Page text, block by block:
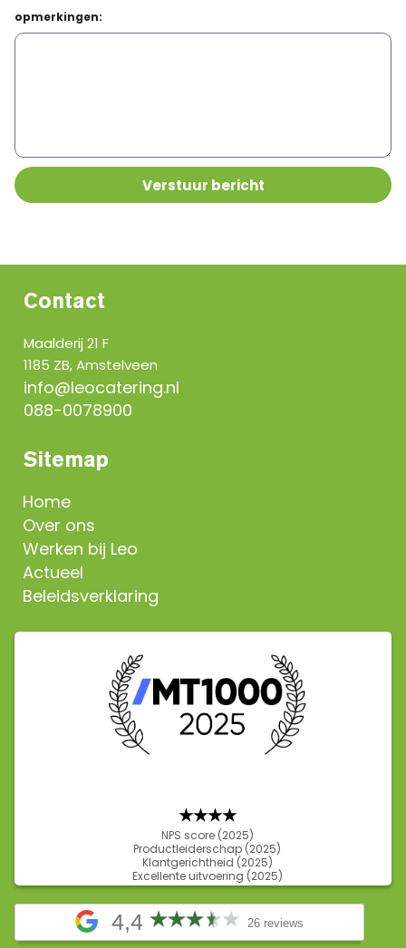
opmerkingen:
Verstuur bericht
Contact
Maalderij 21 F
1185 ZB, Amstelveen
info@leocatering.nl
088-0078900
Sitemap
Home
Over ons
Werken bij Leo
Actueel
Beleidsverklaring
★★★★
NPS score (2025)
Productleiderschap (2025)
Klantgerichtheid (2025)
Excellente uitvoering (2025)
4,4 26 reviews